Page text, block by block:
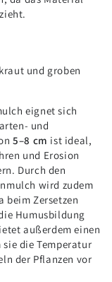
und groben
eignet sich
und
5–8 cm ist ideal,
und Erosion
Durch den
wird zudem
beim Zersetzen
Humusbildung
außerdem einen
die Temperatur
der Pflanzen vor